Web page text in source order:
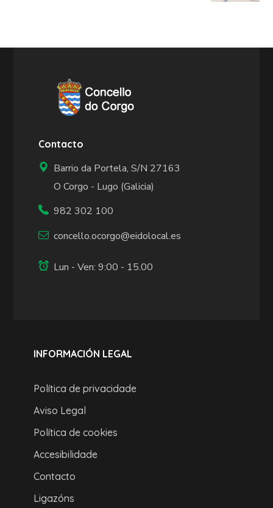
Contacto
Barrio da Portela, S/N 27163
O Corgo - Lugo (Galicia)
982 302 100
concello.ocorgo@eidolocal.es
Lun - Ven: 9:00 - 15.00
INFORMACIÓN LEGAL
Política de privacidade
Aviso Legal
Política de cookies
Accesibilidade
Contacto
Ligazóns